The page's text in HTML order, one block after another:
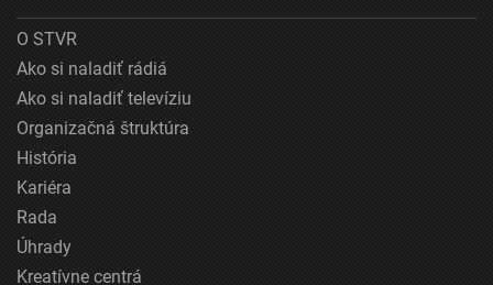
O STVR
Ako si naladiť rádiá
Ako si naladiť televíziu
Organizačná štruktúra
História
Kariéra
Rada
Úhrady
Kreatívne centrá